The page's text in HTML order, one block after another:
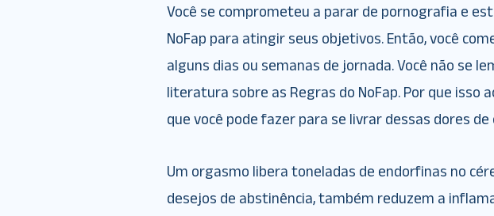
Você se comprometeu a parar de pornografia e
NoFap para atingir seus objetivos. Então, você
alguns dias ou semanas de jornada. Você não se
literatura sobre as Regras do NoFap. Por que isso
que você pode fazer para se livrar dessas dores de
Um orgasmo libera toneladas de endorfinas no
desejos de abstinência, também reduzem a